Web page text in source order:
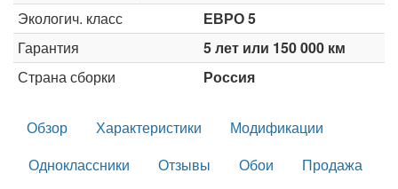
Экологич. класс
ЕВРО 5
Гарантия
5 лет или 150 000 км
Страна сборки
Россия
Обзор Характеристики
Модификации
Одноклассники
Отзывы Обои Продажа